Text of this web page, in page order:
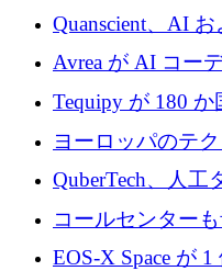
を拡大するため
を調達
Quanscient、AI
ドウェア エンジ
1,000 万ユーロを
Avrea が AI コー
明するために 470
ら浮上
Tequipy が 180
動化するために
ヨーロッパのテ
る: イノベーショ
Luxembourg
QuberTech、人
ゴムを開発する
コールセンター
EOS-X Space が